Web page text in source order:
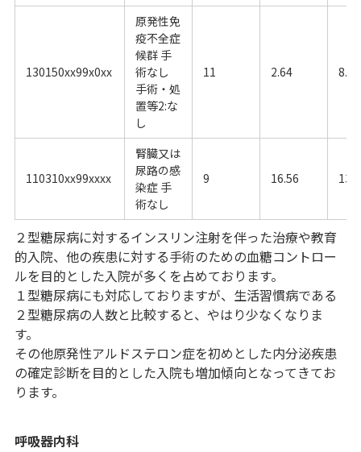
130150xx99x0xx
原発性免
疫不全症
候群 手
術なし
手術・処
置等2:な
し
11 2.64 8.62
110310xx99xxxx
腎臓又は
尿路の感
染症 手
術なし
9 16.56 13
２型糖尿病に対するインスリン注射を伴った治療や教育
的入院、他の疾患に対する手術のための血糖コントロー
ルを目的とした入院が多くを占めております。
１型糖尿病にも対応しておりますが、生活習慣病である
２型糖尿病の人数と比較すると、やはり少なくなりま
す。
その他原発性アルドステロン症を初めとした内分泌疾患
の確定診断を目的とした入院も増加傾向となってきてお
ります。
呼吸器内科